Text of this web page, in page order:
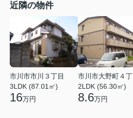
近隣の物件
市川市市川３丁目
3LDK (87.01㎡)
16万円
市川市大野町４丁
2LDK (56.30㎡)
8.6万円